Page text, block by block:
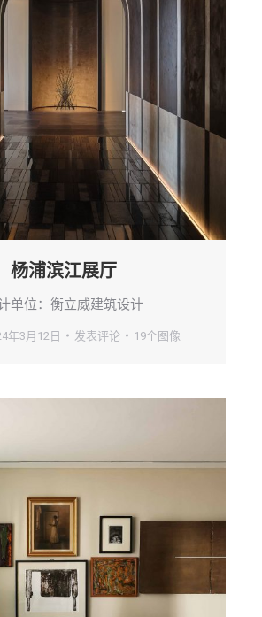
杨浦滨江展厅
单位：衡立威建筑设计
年3月12日 发表评论 19个图像